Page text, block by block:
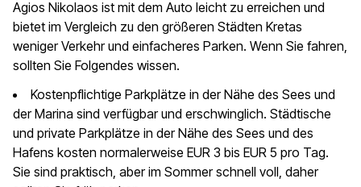
Agios Nikolaos ist mit dem Auto leicht zu erreichen und
bietet im Vergleich zu den größeren Städten Kretas
weniger Verkehr und einfacheres Parken. Wenn Sie fahren,
sollten Sie Folgendes wissen.
Kostenpflichtige Parkplätze in der Nähe des Sees und
der Marina sind verfügbar und erschwinglich. Städtische
und private Parkplätze in der Nähe des Sees und des
Hafens kosten normalerweise EUR 3 bis EUR 5 pro Tag.
Sie sind praktisch, aber im Sommer schnell voll, daher